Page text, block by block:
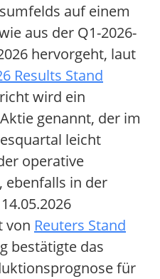
auf einem
aus der Q1-2026-
hervorgeht, laut
Results Stand
wird ein
genannt, der im
leicht
operative
ebenfalls in der
von Reuters Stand
bestätigte das
für